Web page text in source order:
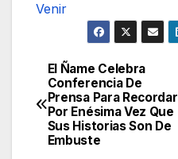
Venir
Navegación
de
entradas
El Ñame Celebra
Conferencia De
Prensa Para Recordar
Por Enésima Vez Que
Sus Historias Son De
Embuste